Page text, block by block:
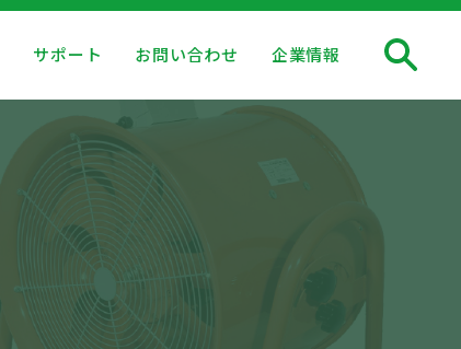
サポート お問い合わせ 企業情報